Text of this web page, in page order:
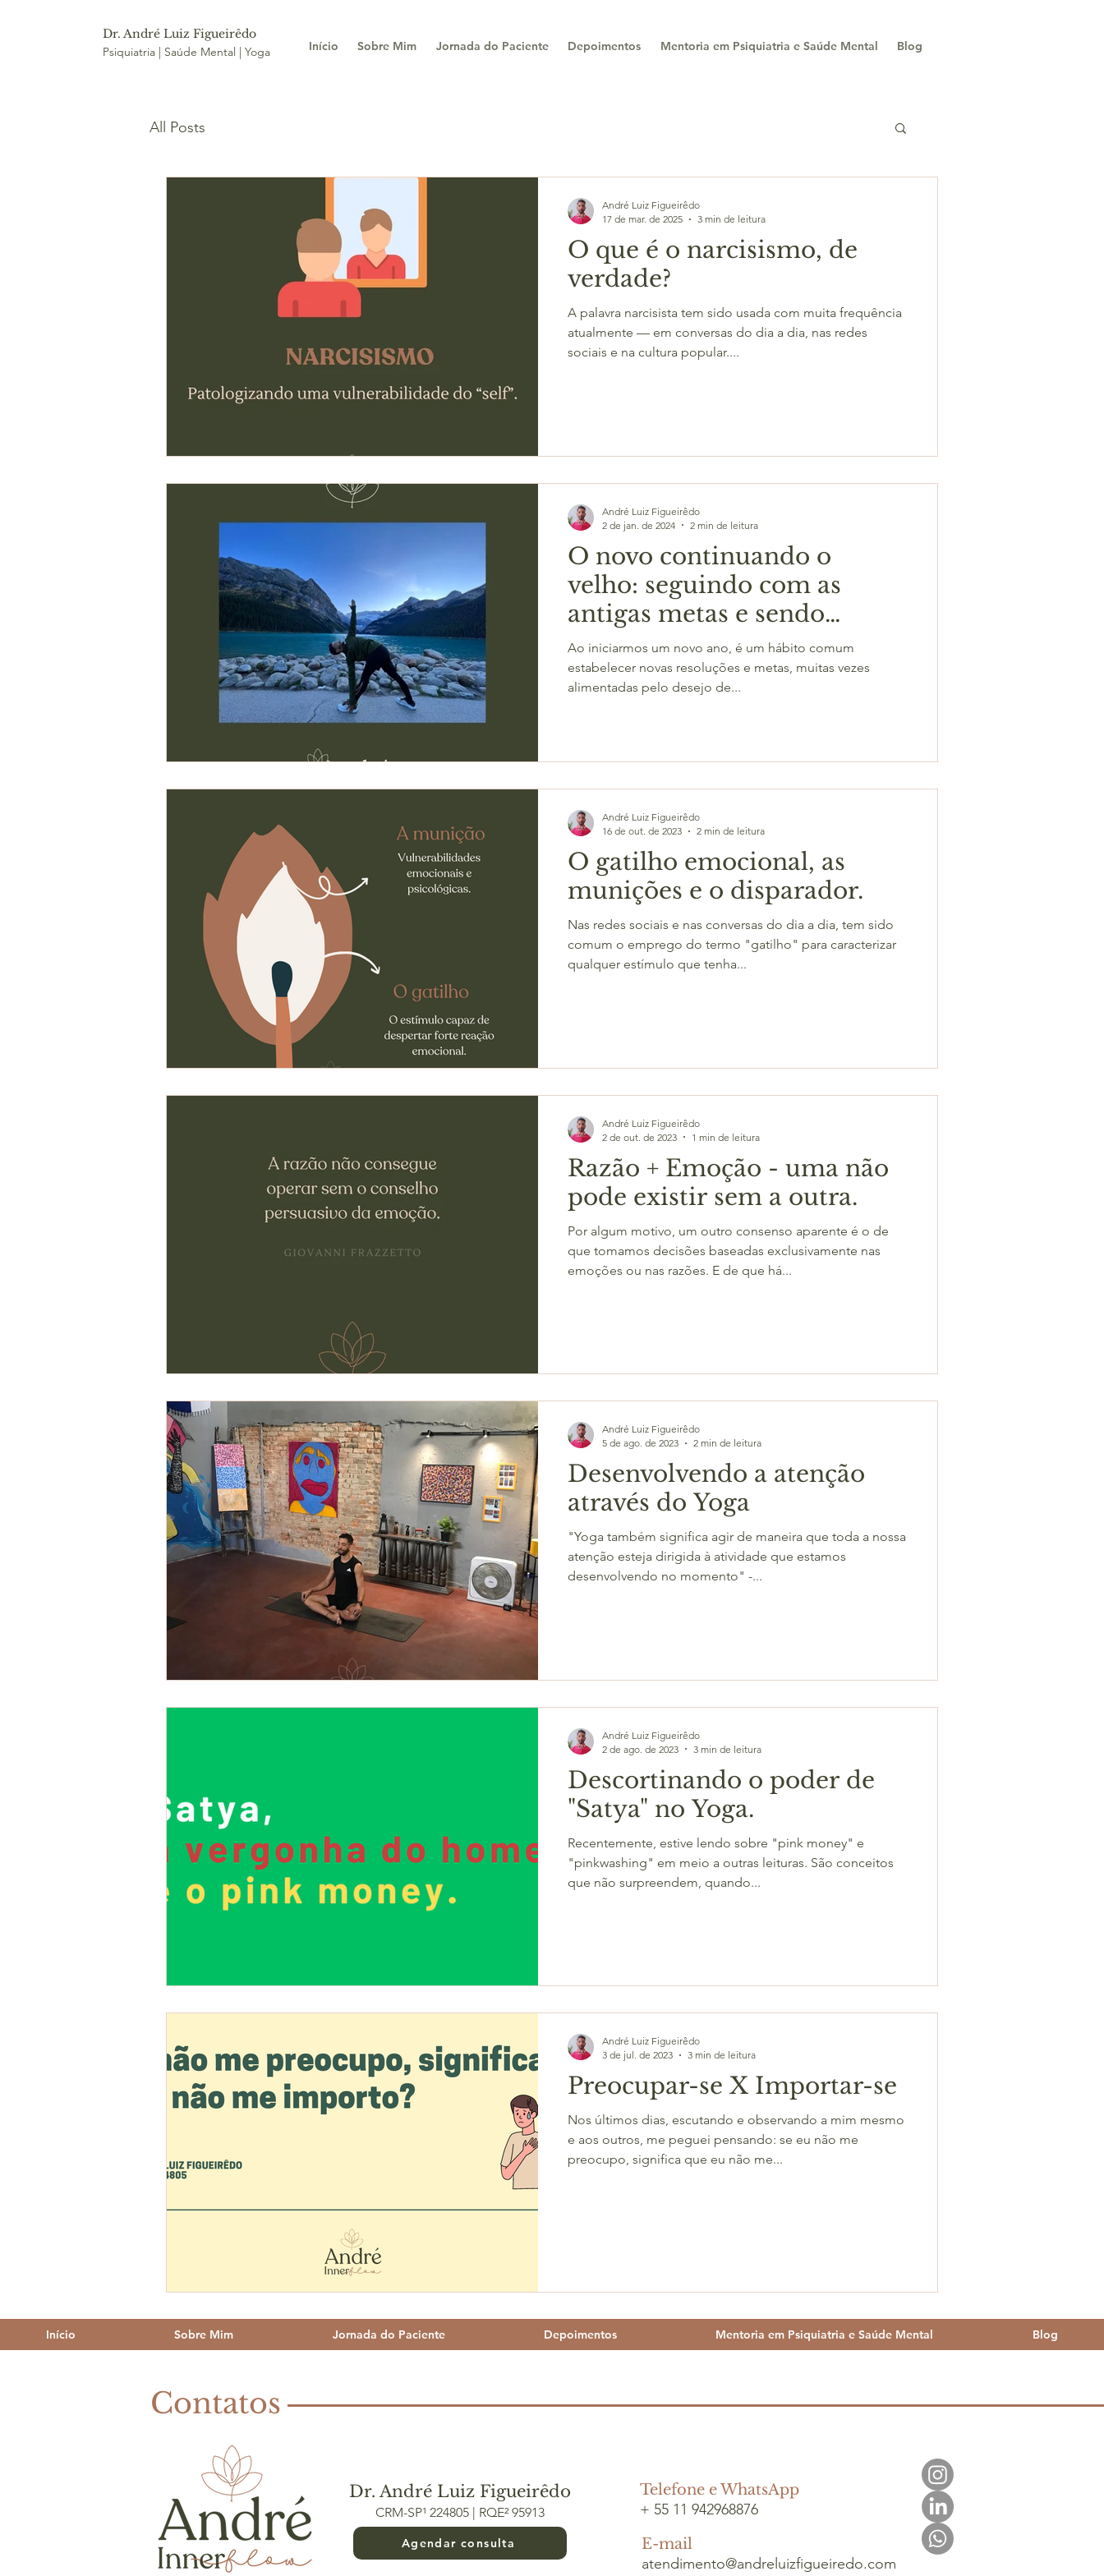
Dr. André Luiz Figueirêdo
Psiquiatria | Saúde Mental | Yoga
Início Sobre Mim Jornada do Paciente Depoimentos Mentoria em Psiquiatria e Saúde Mental Blog
All Posts
O que é o narcisismo, de
verdade?
A palavra narcisista tem sido usada com muita frequência
atualmente — em conversas do dia a dia, nas redes
sociais e na cultura popular....
André Luiz Figueirêdo
17 de mar. de 2025
3 min de leitura
O novo continuando o
velho: seguindo com as
antigas metas e sendo
generoso consigo mesmo no
novo ano.
Ao iniciarmos um novo ano, é um hábito comum
estabelecer novas resoluções e metas, muitas vezes
alimentadas pelo desejo de...
André Luiz Figueirêdo
2 de jan. de 2024
2 min de leitura
O gatilho emocional, as
munições e o disparador.
Nas redes sociais e nas conversas do dia a dia, tem sido
comum o emprego do termo "gatilho" para caracterizar
qualquer estímulo que tenha...
André Luiz Figueirêdo
16 de out. de 2023
2 min de leitura
Razão + Emoção - uma não
pode existir sem a outra.
Por algum motivo, um outro consenso aparente é o de
que tomamos decisões baseadas exclusivamente nas
emoções ou nas razões. E de que há...
André Luiz Figueirêdo
2 de out. de 2023
1 min de leitura
Desenvolvendo a atenção
através do Yoga
"Yoga também significa agir de maneira que toda a nossa
atenção esteja dirigida à atividade que estamos
desenvolvendo no momento" -...
André Luiz Figueirêdo
5 de ago. de 2023
2 min de leitura
Descortinando o poder de
"Satya" no Yoga.
Recentemente, estive lendo sobre "pink money" e
"pinkwashing" em meio a outras leituras. São conceitos
que não surpreendem, quando...
André Luiz Figueirêdo
2 de ago. de 2023
3 min de leitura
Preocupar-se X Importar-se
Nos últimos dias, escutando e observando a mim mesmo
e aos outros, me peguei pensando: se eu não me
preocupo, significa que eu não me...
André Luiz Figueirêdo
3 de jul. de 2023
3 min de leitura
Início Sobre Mim Jornada do Paciente Depoimentos Mentoria em Psiquiatria e Saúde Mental Blog
Contatos
Dr. André Luiz Figueirêdo
CRM-SP¹ 224805 | RQE² 95913
Telefone e WhatsApp
+ 55 11 942968876
E-mail
atendimento@andreluizfigueiredo.com
Agendar consulta